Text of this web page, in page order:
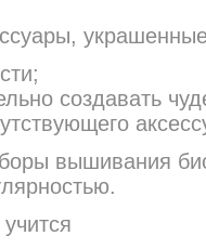
создавать
вышивания